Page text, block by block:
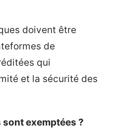
doivent être
de
qui
et la sécurité des
exemptées ?